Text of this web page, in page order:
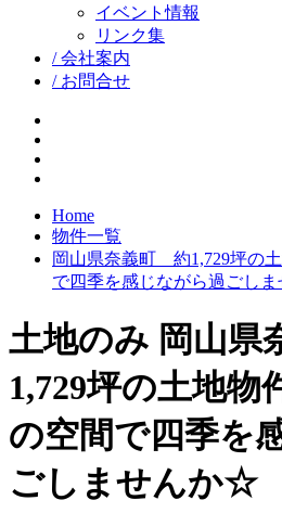
イベント情報
リンク集
/ 会社案内
/ お問合せ
Home
物件一覧
岡山県奈義町 約1,729坪の
で四季を感じながら過ごし
土地のみ 岡山
1,729坪の土地物
の空間で四季を
ごしませんか☆